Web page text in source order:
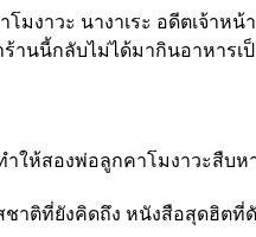
มงาวะ นางาเระ อดีตเจ้าห
นนี้กลับไม่ได้มากินอาหารเ
ให้สองพ่อลูกคาโมงาวะสืบห
าติที่ยังคิดถึง หนังสือสุดฮิต